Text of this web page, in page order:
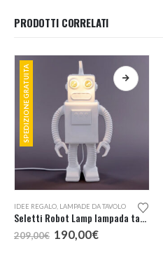
PRODOTTI CORRELATI
SPEDIZIONE GRATUITA
IDEE REGALO LAMPADE DA TAVOLO
Seletti Robot Lamp lampada tavolo
209,00€ Il
prezzo
190,00€Il